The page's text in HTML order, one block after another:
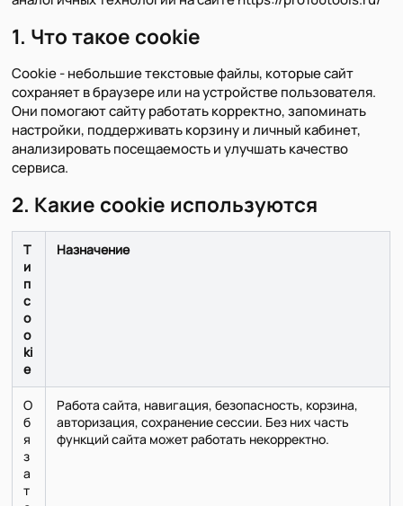
1. Что такое cookie
Cookie - небольшие текстовые файлы, которые сайт
сохраняет в браузере или на устройстве пользователя.
Они помогают сайту работать корректно, запоминать
настройки, поддерживать корзину и личный кабинет,
анализировать посещаемость и улучшать качество
сервиса.
2. Какие cookie используются
Т
и
п
c
o
o
ki
e
Назначение
О
б
я
з
а
т
Работа сайта, навигация, безопасность, корзина,
авторизация, сохранение сессии. Без них часть
функций сайта может работать некорректно.